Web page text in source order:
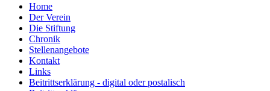
Home
Der Verein
Die Stiftung
Chronik
Stellenangebote
Kontakt
Links
Beitrittserklärung - digital oder postalisch